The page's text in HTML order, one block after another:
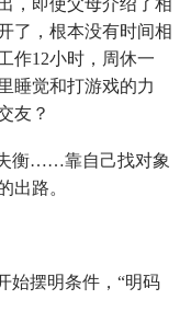
了，根本没有时间相
作12小时，周休一
睡觉和打游戏的力
友？
衡……靠自己找对象
出路。
始摆明条件，“明码